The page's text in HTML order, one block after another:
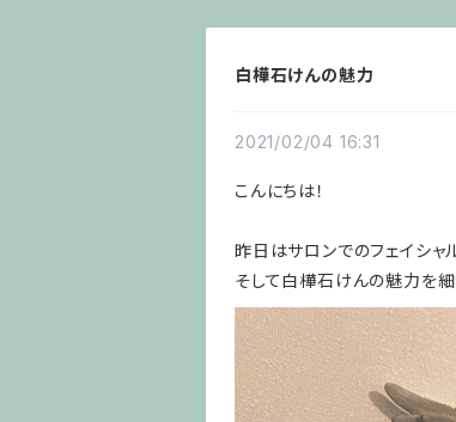
白樺石けんの魅力
2021/02/04 16:31
こんにちは！
昨日はサロンでのフェイシャ
そして白樺石けんの魅力を細